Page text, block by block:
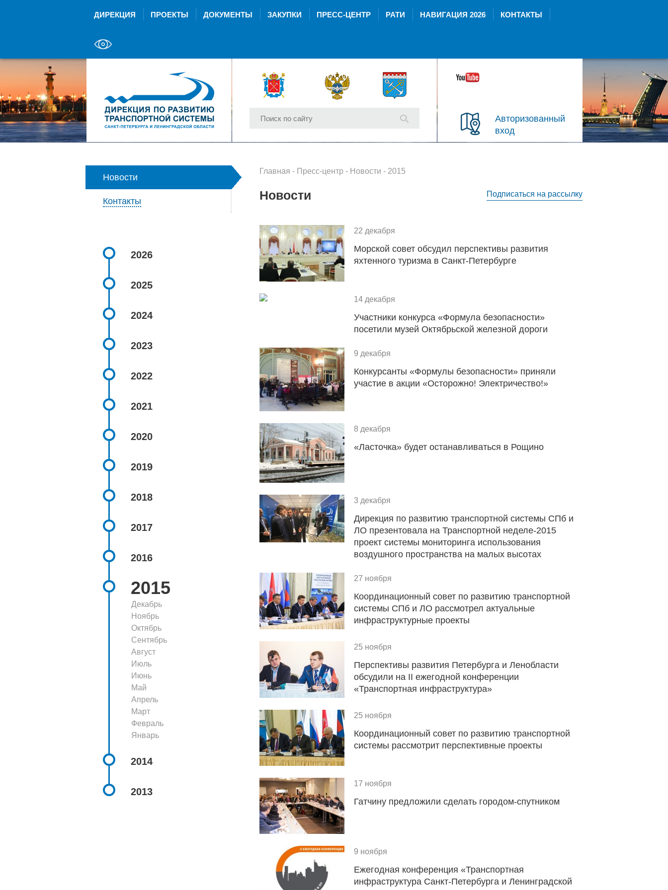
ДИРЕКЦИЯ ПРОЕКТЫ ДОКУМЕНТЫ ЗАКУПКИ ПРЕСС-ЦЕНТР РАТИ НАВИГАЦИЯ 2026 КОНТАКТЫ
Авторизованный
вход
Новости
Контакты
2026
2025
2024
2023
2022
2021
2020
2019
2018
2017
2016
2015
Декабрь
Ноябрь
Октябрь
Сентябрь
Август
Июль
Июнь
Май
Апрель
Март
Февраль
Январь
2014
2013
Главная - Пресс-центр - Новости - 2015
Новости Подписаться на рассылку
22 декабря
Морской совет обсудил перспективы развития
яхтенного туризма в Санкт-Петербурге
14 декабря
Участники конкурса «Формула безопасности»
посетили музей Октябрьской железной дороги
9 декабря
Конкурсанты «Формулы безопасности» приняли
участие в акции «Осторожно! Электричество!»
8 декабря
«Ласточка» будет останавливаться в Рощино
3 декабря
Дирекция по развитию транспортной системы СПб и
ЛО презентовала на Транспортной неделе-2015
проект системы мониторинга использования
воздушного пространства на малых высотах
27 ноября
Координационный совет по развитию транспортной
системы СПб и ЛО рассмотрел актуальные
инфраструктурные проекты
25 ноября
Перспективы развития Петербурга и Ленобласти
обсудили на II ежегодной конференции
«Транспортная инфраструктура»
25 ноября
Координационный совет по развитию транспортной
системы рассмотрит перспективные проекты
17 ноября
Гатчину предложили сделать городом-спутником
9 ноября
Ежегодная конференция «Транспортная
инфраструктура Санкт-Петербурга и Ленинградской